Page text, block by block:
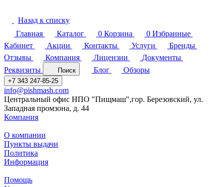
Назад к списку
Главная
Каталог 0 Корзина 0 Избранные
Кабинет
Акции Контакты Услуги
Бренды
Отзывы
Компания Лицензии
Документы
Реквизиты
Поиск Блог Обзоры
+7 343 247-85-25
info@pishmash.com
Центральный офис НПО "Пищмаш",гор. Березовский, ул.
Западная промзона, д. 44
Компания
О компании
Пункты выдачи
Политика
Информация
Помощь